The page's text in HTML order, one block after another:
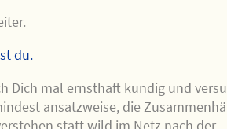
du.
Dich mal ernsthaft kundig und
ansatzweise, die
statt wild im Netz nach der